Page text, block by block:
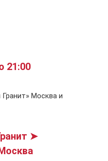
21:00
Москва и
➤